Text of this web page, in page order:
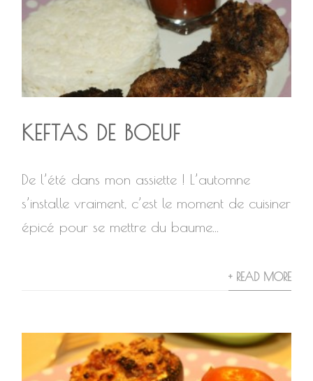
KEFTAS DE BOEUF
De l’été dans mon assiette ! L’automne
s’installe vraiment, c’est le moment de cuisiner
épicé pour se mettre du baume...
+ READ MORE